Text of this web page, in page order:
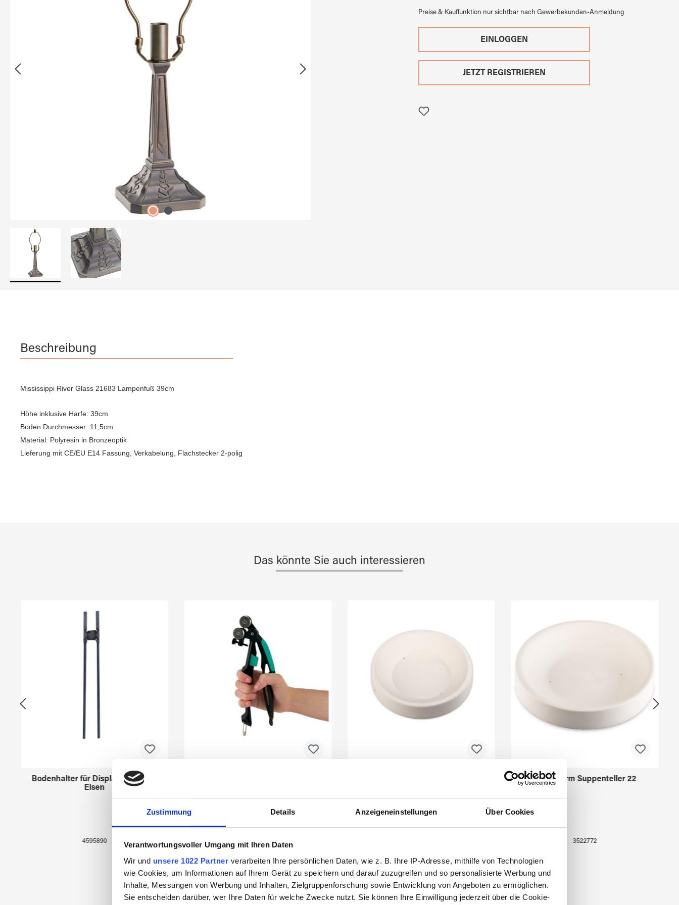
Zustimmung Details Anzeigeneinstellungen Über Cookies
Verantwortungsvoller Umgang mit Ihren Daten
Wir und unsere 1022 Partner verarbeiten Ihre persönlichen Daten, wie z. B. Ihre IP-Adresse, mithilfe von Technologien
wie Cookies, um Informationen auf Ihrem Gerät zu speichern und darauf zuzugreifen und so personalisierte Werbung und
Inhalte, Messungen von Werbung und Inhalten, Zielgruppenforschung sowie Entwicklung von Angeboten zu ermöglichen.
Sie entscheiden darüber, wer Ihre Daten für welche Zwecke nutzt. Sie können Ihre Einwilligung jederzeit über die Cookie-
Preise & Kauffunktion nur sichtbar nach Gewerbekunden-Anmeldung
EINLOGGEN
JETZT REGISTRIEREN
Beschreibung
Mississippi River Glass 21683 Lampenfuß 39cm
Höhe inklusive Harfe: 39cm
Boden Durchmesser: 11,5cm
Material: Polyresin in Bronzeoptik
Lieferung mit CE/EU E14 Fassung, Verkabelung, Flachstecker 2-polig
Das könnte Sie auch interessieren
Bodenhalter für Displays 45958xx
Eisen
4595890 3211630
Fusingform Suppenteller 22
3522772